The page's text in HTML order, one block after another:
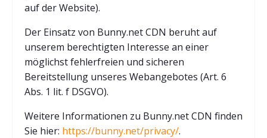
auf der Website).
Der Einsatz von Bunny.net CDN beruht auf
unserem berechtigten Interesse an einer
möglichst fehlerfreien und sicheren
Bereitstellung unseres Webangebotes (Art. 6
Abs. 1 lit. f DSGVO).
Weitere Informationen zu Bunny.net CDN finden
Sie hier: https://bunny.net/privacy/.